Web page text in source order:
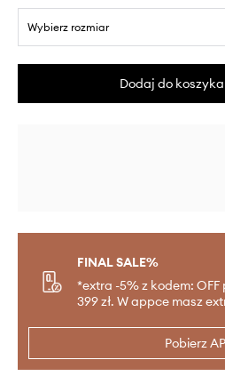
Wybierz rozmiar
Dodaj do koszyka
FINAL SALE%
*extra -5% z kodem:
399 zł. W appce masz
Pobierz